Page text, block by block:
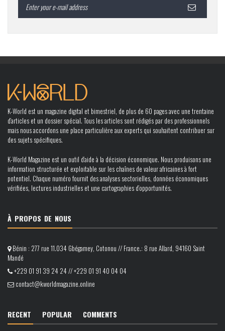
K-World est un magazine digital et bimestriel, de plus de 60 pages avec une trentaine
d’articles et un dossier spécial. Tous les articles sont rédigés par des professionnels
mais nous accordons une place particulière aux experts qui souhaitent contribuer sur
des sujets spécifiques.
K-World Magazine est un outil d’aide à la décision économique. Nous produisons une
information structurée et exploitable sur les chaînes de valeur africaines à fort
potentiel. Chaque numéro fournit des analyses sectorielles, données économiques
vérifiées, lectures industrielles et une cartographies d’opportunités.
À PROPOS DE NOUS
Bénin : 277 rue 11.034 Gbégamey, Cotonou // France.: 8 rue Allard, 94160 Saint
Mandé
+229 01 91 39 24 24 // +229 01 91 40 04 04
contact@kworldmagazine.online
RECENT POPULAR COMMENTS